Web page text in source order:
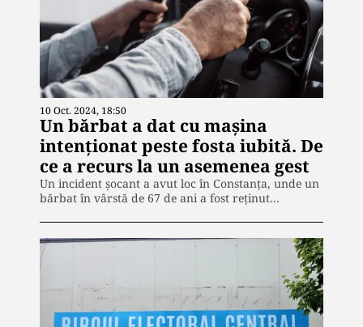
10 Oct. 2024, 18:50
Un bărbat a dat cu mașina
intenționat peste fosta iubită. De
ce a recurs la un asemenea gest
Un incident șocant a avut loc în Constanța, unde un
bărbat în vârstă de 67 de ani a fost reținut…